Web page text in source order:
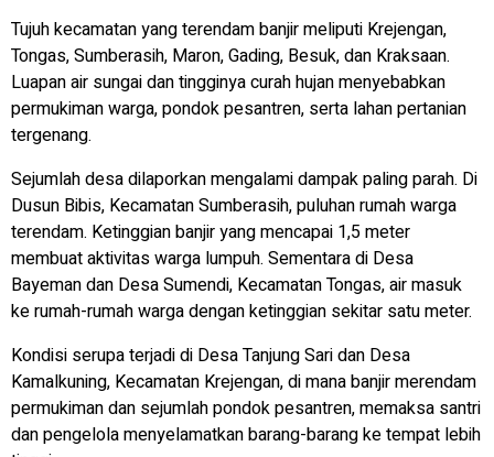
Tujuh kecamatan yang terendam banjir meliputi Krejengan,
Tongas, Sumberasih, Maron, Gading, Besuk, dan Kraksaan.
Luapan air sungai dan tingginya curah hujan menyebabkan
permukiman warga, pondok pesantren, serta lahan pertanian
tergenang.
Sejumlah desa dilaporkan mengalami dampak paling parah. Di
Dusun Bibis, Kecamatan Sumberasih, puluhan rumah warga
terendam. Ketinggian banjir yang mencapai 1,5 meter
membuat aktivitas warga lumpuh. Sementara di Desa
Bayeman dan Desa Sumendi, Kecamatan Tongas, air masuk
ke rumah-rumah warga dengan ketinggian sekitar satu meter.
Kondisi serupa terjadi di Desa Tanjung Sari dan Desa
Kamalkuning, Kecamatan Krejengan, di mana banjir merendam
permukiman dan sejumlah pondok pesantren, memaksa santri
dan pengelola menyelamatkan barang-barang ke tempat lebih